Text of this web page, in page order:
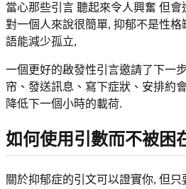
當心那些引言 聽起來令人興奮 但會
對一個人來說很簡單, 抑郁不是性
語能減少孤立,
一個更好的啟發性引言邀請了下一
帘、發送訊息、寫下症狀、安排約
降低下一個小時的載荷.
如何使用引數而不被困
關於抑郁症的引文可以證實你, 但